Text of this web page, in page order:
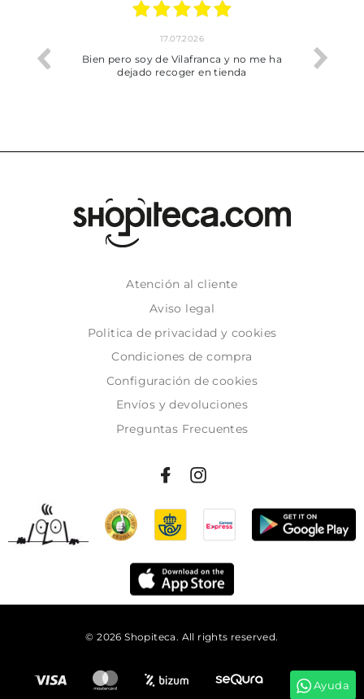
trobat
17.07.2026
Bien pero soy de Vilafranca y no me ha
dejado recoger en tienda
Atención al cliente
Aviso legal
Politica de privacidad y cookies
Condiciones de compra
Configuración de cookies
Envíos y devoluciones
Preguntas Frecuentes
© 2026 Shopiteca. All rights reserved.
Ayuda